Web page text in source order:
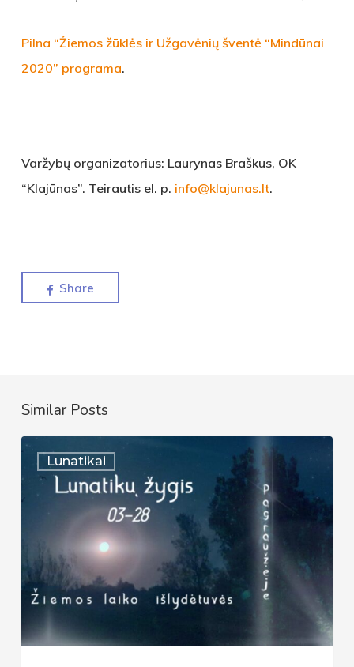
Pilna “Žiemos žūklės ir Užgavėnių šventė “Mindūnai
2020” programa.
Varžybų organizatorius: Laurynas Braškus, OK
“Klajūnas”. Teirautis el. p. info@klajunas.lt.
Share
Similar Posts
Lunatikai
Lunatykų
žygis
|
28
žiemos
laiko